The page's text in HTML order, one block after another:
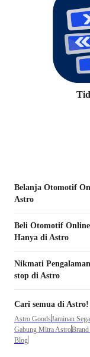
BelanjaOtomotif
Astro
BeliOtomotif
Hanya di Astro
Nikmati
stop di Astro
Cari semua di Astro!
Astro GoodsJaminan
Gabung Mitra AstroBrand
Blog